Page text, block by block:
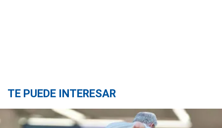
TE PUEDE INTERESAR